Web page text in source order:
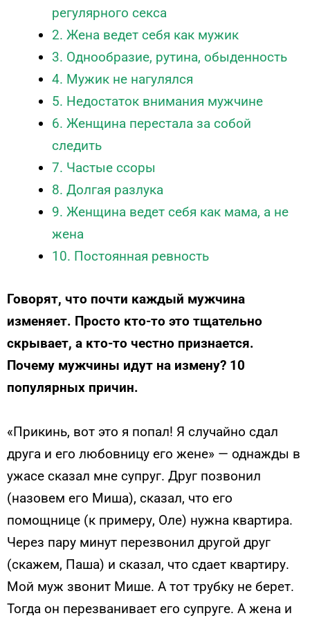
регулярного секса
2. Жена ведет себя как мужик
3. Однообразие, рутина, обыденность
4. Мужик не нагулялся
5. Недостаток внимания мужчине
6. Женщина перестала за собой
следить
7. Частые ссоры
8. Долгая разлука
9. Женщина ведет себя как мама, а не
жена
10. Постоянная ревность
Говорят, что почти каждый мужчина
изменяет. Просто кто-то это тщательно
скрывает, а кто-то честно признается.
Почему мужчины идут на измену? 10
популярных причин.
«Прикинь, вот это я попал! Я случайно сдал
друга и его любовницу его жене» — однажды в
ужасе сказал мне супруг. Друг позвонил
(назовем его Миша), сказал, что его
помощнице (к примеру, Оле) нужна квартира.
Через пару минут перезвонил другой друг
(скажем, Паша) и сказал, что сдает квартиру.
Мой муж звонит Мише. А тот трубку не берет.
Тогда он перезванивает его супруге. А жена и